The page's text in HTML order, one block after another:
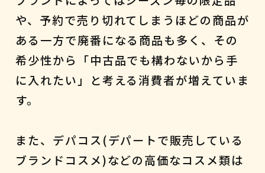
や、予約で売り切れてしまうほどの商品が
ある一方で廃番になる商品も多く、その
希少性から「中古品でも構わないから手
に入れたい」と考える消費者が増えていま
す。
また、デパコス(デパートで販売している
ブランドコスメ)などの高価なコスメ類は